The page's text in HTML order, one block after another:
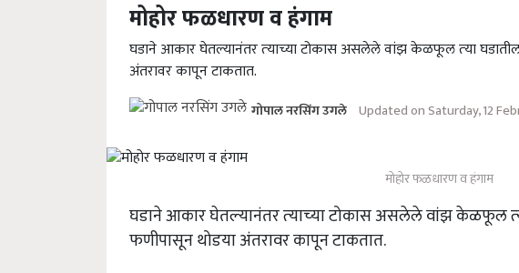
मोहोर फळधारण व हंगाम
घडाने आकार घेतल्‍यानंतर त्‍याच्‍या टोकास असलेले वांझ केळफूल त्‍या
अंतरावर कापून टाकतात.
गोपाल नरसिंग उगले Updated on Saturday, 12
मोहोर फळधारण व हंगाम
घडाने आकार घेतल्‍यानंतर त्‍याच्‍या टोकास असलेले वांझ केळफूल
फणीपासून थोडया अंतरावर कापून टाकतात.